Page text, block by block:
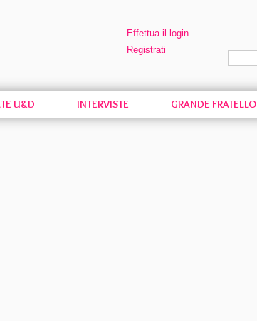
Effettua il login
Registrati
U&D INTERVISTE GRANDE FRATELLO